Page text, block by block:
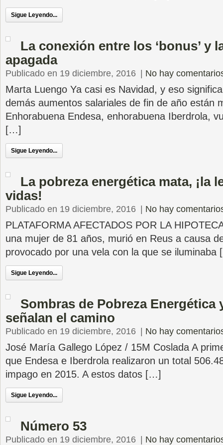
Sigue Leyendo...
La conexión entre los ‘bonus’ y
apagada
Publicado en 19 diciembre, 2016 No hay
Marta Luengo Ya casi es Navidad, y eso
demás aumentos salariales de fin de año están
Enhorabuena Endesa, enhorabuena Iberdrola,
[…]
Sigue Leyendo...
La pobreza energética mata, ¡la
vidas!
Publicado en 19 diciembre, 2016 No hay
PLATAFORMA AFECTADOS POR LA
una mujer de 81 años, murió en Reus a causa
provocado por una vela con la que se
Sigue Leyendo...
Sombras de Pobreza Energética
señalan el camino
Publicado en 19 diciembre, 2016 No hay
José María Gallego López / 15M Coslada A
que Endesa e Iberdrola realizaron un total
impago en 2015. A estos datos […]
Sigue Leyendo...
Número 53
Publicado en 19 diciembre, 2016 No hay